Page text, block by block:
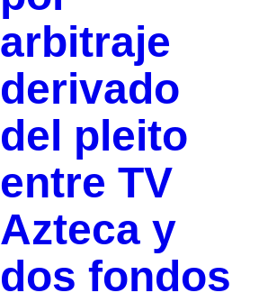
arbitraje
derivado
del pleito
entre TV
Azteca y
dos fondos